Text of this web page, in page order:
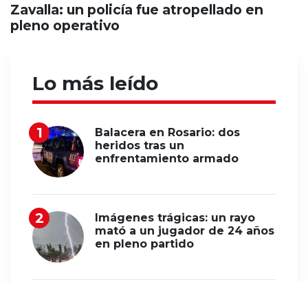
Zavalla: un policía fue atropellado en
pleno operativo
Lo más leído
Balacera en Rosario: dos
heridos tras un
enfrentamiento armado
Imágenes trágicas: un rayo
mató a un jugador de 24 años
en pleno partido